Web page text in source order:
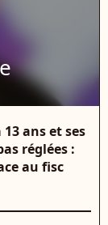
ans et ses
réglées :
au fisc